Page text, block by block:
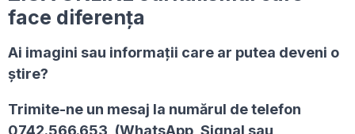
face diferența
Ai imagini sau informaţii care ar putea deveni o
ştire?
Trimite-ne un mesaj la numărul de telefon
0742.566.653, (WhatsApp, Signal sau